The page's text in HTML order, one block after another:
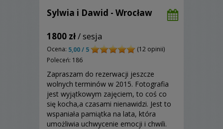
Sylwia i Dawid - Wrocław
1800 zł/ sesja
Ocena: 5,00 / 5
(12 opinii)
Poleceń: 186
Zapraszam do rezerwacji jeszcze
wolnych terminów w 2015. Fotografia
jest wyjątkowym zajęciem, to coś co
się kocha,a czasami nienawidzi. Jest to
wspaniała pamiątka na lata, która
umożliwia uchwycenie emocji i chwili.